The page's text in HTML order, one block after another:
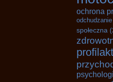
ochrona
odchudzanie
społeczna